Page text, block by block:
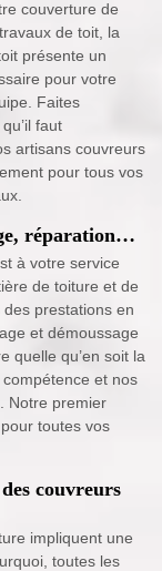
couverture de
de toit, la
présente un
pour votre
Faites
faut
artisans couvreurs
pour tous vos
réparation…
à votre service
de toiture et de
prestations en
et démoussage
quelle qu’en soit la
et nos
Notre premier
toutes vos
couvreurs
impliquent une
toutes les